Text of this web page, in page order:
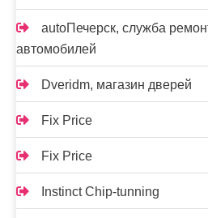
autoПечерск, служба
автомобилей
Dveridm, магазин дверей
Fix Price
Fix Price
Instinct Chip-tunning